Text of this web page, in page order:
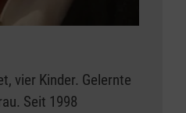
vier Kinder. Gelernte
Seit 1998